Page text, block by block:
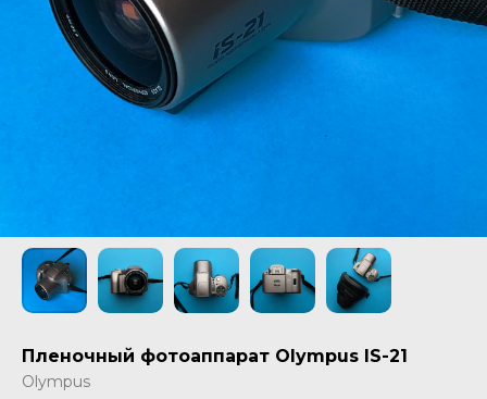
Пленочный фотоаппарат Olympus IS-21
Olympus